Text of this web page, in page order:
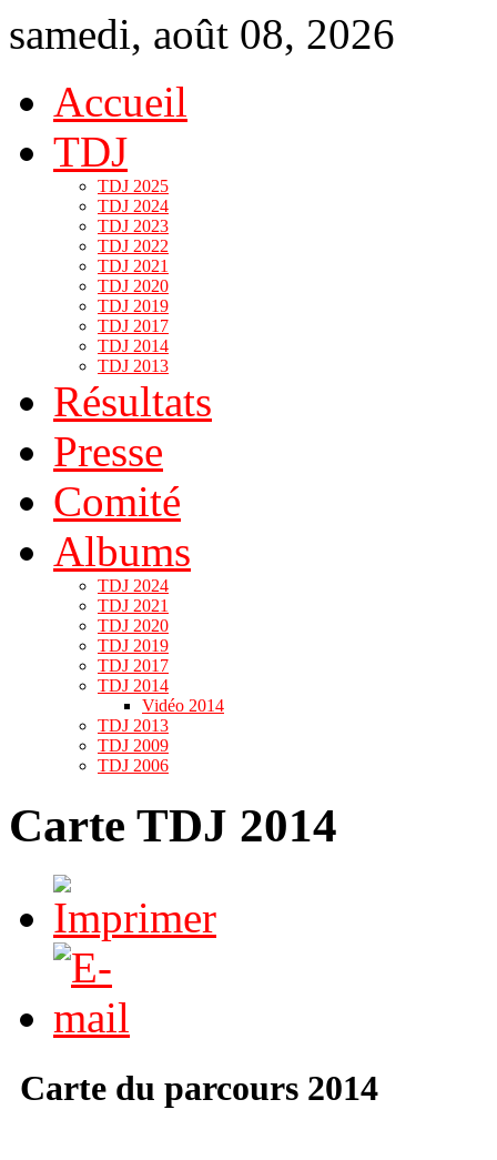
samedi, août 08, 2026
Accueil
TDJ
TDJ 2025
TDJ 2024
TDJ 2023
TDJ 2022
TDJ 2021
TDJ 2020
TDJ 2019
TDJ 2017
TDJ 2014
TDJ 2013
Résultats
Presse
Comité
Albums
TDJ 2024
TDJ 2021
TDJ 2020
TDJ 2019
TDJ 2017
TDJ 2014
Vidéo 2014
TDJ 2013
TDJ 2009
TDJ 2006
Carte TDJ 2014
Carte du parcours 2014